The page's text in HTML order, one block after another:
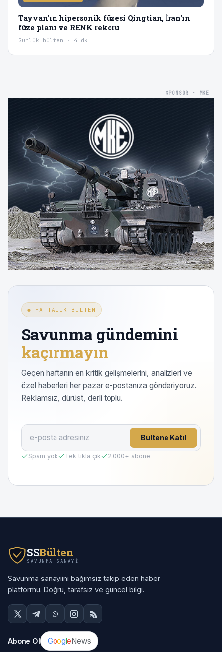
Tayvan'ın hipersonik füzesi Qingtian, İran'ın
füze planı ve RENK rekoru
Günlük bülten · 4 dk
SPONSOR · MKE
● HAFTALIK BÜLTEN
Savunma gündemini
kaçırmayın
Geçen haftanın en kritik gelişmelerini, analizleri ve
özel haberleri her pazar e-postanıza gönderiyoruz.
Reklamsız, dürüst, derli toplu.
Bültene Katıl
Spam yok Tek tıkla çık 2.000+ abone
SSBülten
SAVUNMA SANAYI
Savunma sanayiini bağımsız takip eden haber
platformu. Doğru, tarafsız ve güncel bilgi.
Abone Ol GoogleNews